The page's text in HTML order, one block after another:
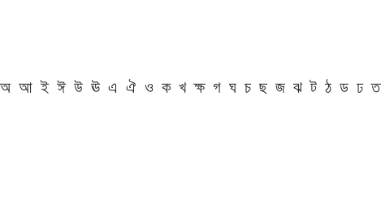
অ আ ই ঈ উ ঊ এ ঐ ও ক খ ক্ষ গ ঘ চ ছ জ ঝ ট ঠ ড ঢ ত